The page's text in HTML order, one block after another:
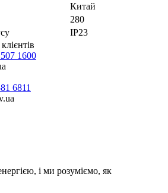
Китай
280
IP23
1600
6811
і ми розуміємо, як